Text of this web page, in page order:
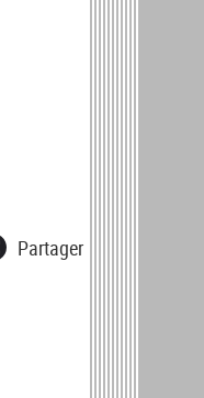
Partager